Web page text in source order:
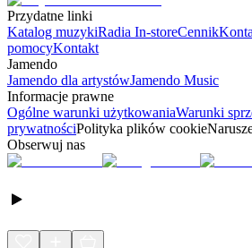
Przydatne linki
Katalog muzykiRadia In-storeCennik
pomocyKontakt
Jamendo
Jamendo dla artystówJamendo Music
Informacje prawne
Ogólne warunki użytkowaniaWarunki
prywatnościPolityka plików cookie
Obserwuj nas